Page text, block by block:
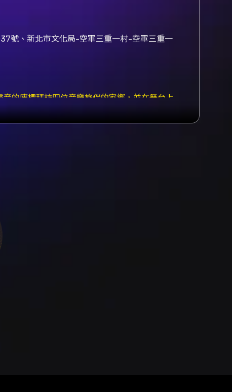
號、新北市文化局-空軍三重一村-空軍三重一
的座標拜訪四位音樂旅伴的家鄉，並在舞台上
與土地氣味。 巡演章節（場次說明） -
Coffee）。 - Chapter 02 台中｜去張伍
場售票資訊將於近期公布。 - 另有身心障礙
公布為準。 - 啟售時間（北投/台中/台東
機制。 - 全家便利商店 FamiPort 取票：開
成「身心障礙者身份認證」，並於入場時出
325 元。 退換票與售後 - 本節目依文化部票
票，購買後第 4 日起不接受退換申請；退票
於活動頁及 KKTIX 提供之連結說明（信用卡
如需客服協助請以 KKTIX 官方客服管道為
新說明為主。
機、錄音設備，未經主辦單位同意禁止拍照、
面金額可能觸法，切勿加價轉售。 - 觀眾若